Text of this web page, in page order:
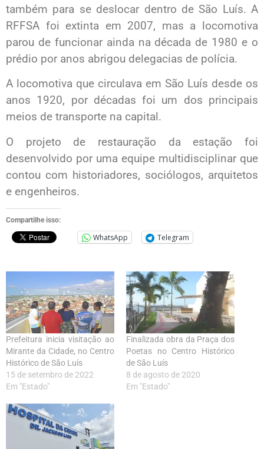
também para se deslocar dentro de São Luís. A
RFFSA foi extinta em 2007, mas a locomotiva
parou de funcionar ainda na década de 1980 e o
prédio por anos abrigou delegacias de polícia.
A locomotiva que circulava em São Luís desde os
anos 1920, por décadas foi um dos principais
meios de transporte na capital.
O projeto de restauração da estação foi
desenvolvido por uma equipe multidisciplinar que
contou com historiadores, sociólogos, arquitetos
e engenheiros.
Compartilhe isso:
WhatsApp Telegram
Prefeitura inicia visitação ao
Mirante da Cidade, no Centro
Histórico de São Luís
15 de setembro de 2022
Em "Estado"
Finalizada obra da Praça dos
Poetas no Centro Histórico
de São Luís
8 de agosto de 2020
Em "Estado"